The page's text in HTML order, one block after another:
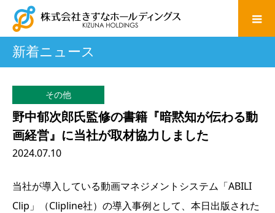
新着ニュース
その他
野中郁次郎氏監修の書籍『暗黙知が伝わる動
画経営』に当社が取材協力しました
2024.07.10
当社が導入している動画マネジメントシステム「ABILI
Clip」（Clipline社）の導入事例として、本日出版された